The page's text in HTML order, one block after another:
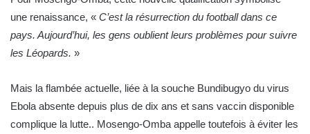
une renaissance, « C’est la résurrection du football dans ce
pays. Aujourd’hui, les gens oublient leurs problèmes pour suivre
les Léopards. »
Mais la flambée actuelle, liée à la souche Bundibugyo du virus
Ebola absente depuis plus de dix ans et sans vaccin disponible
complique la lutte.. Mosengo-Omba appelle toutefois à éviter les